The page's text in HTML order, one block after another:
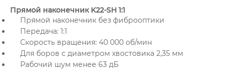
Прямой наконечник K22-SH 1:1
Прямой наконечник без фиброоптики
Передача: 1:1
Скорость вращения: 40 000 об/мин
Для боров с диаметром хвостовика 2,35 мм
Рабочий шум менее 63 дБ